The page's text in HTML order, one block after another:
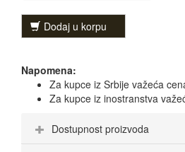
Dodaj u korpu
Napomena:
Za kupce iz Srbije važeća
Za kupce iz inostranstva
Dostupnost proizvoda